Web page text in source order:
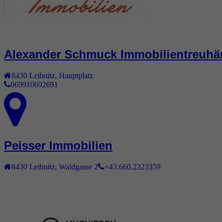
Alexander Schmuck
8430 Leibnitz Hauptplatz
069910692691
Peisser Immobilien
8430 Leibnitz Waldgasse 2 +43.660.2323359